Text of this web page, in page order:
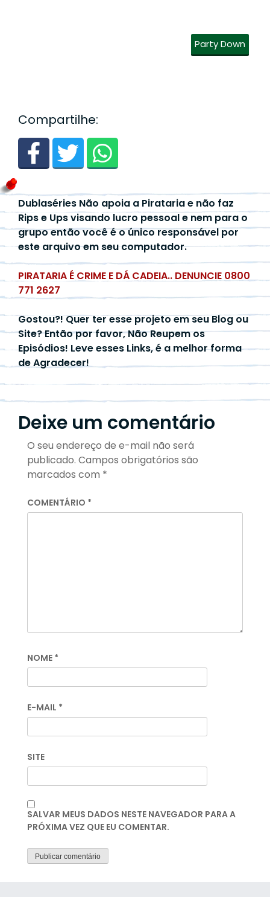
Party Down
Compartilhe:
Dublaséries Não apoia a Pirataria e não faz
Rips e Ups visando lucro pessoal e nem para o
grupo então você é o único responsável por
este arquivo em seu computador.
PIRATARIA É CRIME E DÁ CADEIA.. DENUNCIE 0800
771 2627
Gostou?! Quer ter esse projeto em seu Blog ou
Site? Então por favor, Não Reupem os
Episódios! Leve esses Links, é a melhor forma
de Agradecer!
Deixe um comentário
O seu endereço de e-mail não será
publicado. Campos obrigatórios são
marcados com *
COMENTÁRIO *
NOME *
E-MAIL *
SITE
SALVAR MEUS DADOS NESTE NAVEGADOR PARA A
PRÓXIMA VEZ QUE EU COMENTAR.